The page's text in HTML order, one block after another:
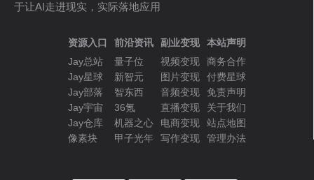
于让AI走进现实，实际落地应用
资源入口
Jay总站
Jay星球
Jay部落
Jay宇宙
Jay仓库
像素块
前沿资讯
量子位
新智元
智东西
36氪
机器之心
甲子光年
副业变现
视频变现
图片变现
音频变现
直播变现
电商变现
写作变现
本站声明
商务合作
付费星球
免责声明
关于我们
站点地图
管理办法